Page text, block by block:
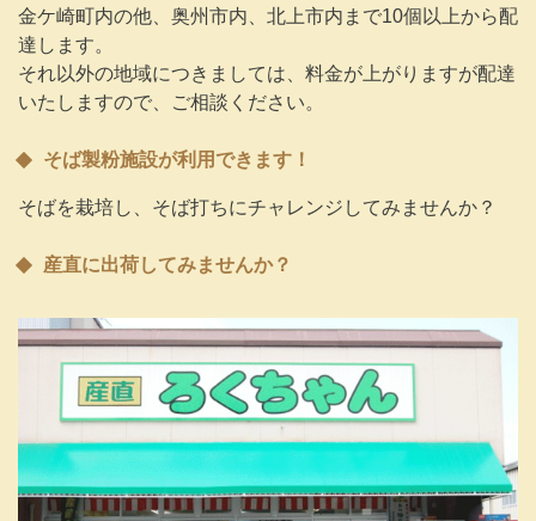
金ケ崎町内の他、奥州市内、北上市内まで10個以上から配
達します。
それ以外の地域につきましては、料金が上がりますが配達
いたしますので、ご相談ください。
そば製粉施設が利用できます！
そばを栽培し、そば打ちにチャレンジしてみませんか？
産直に出荷してみませんか？